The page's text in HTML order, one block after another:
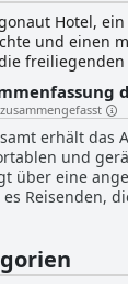
Hotel,
und einen
freiliegenden
luxuriöse
bietet
erhält das
und
über eine
es Reisenden,